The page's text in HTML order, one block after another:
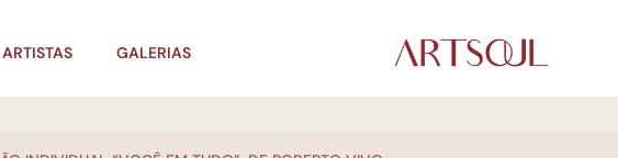
ARTISTAS GALERIAS